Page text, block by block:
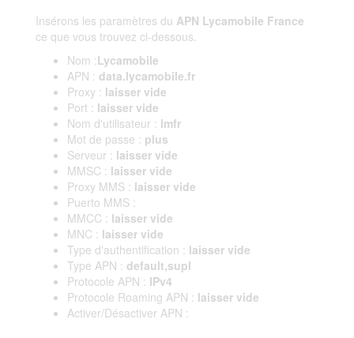
Insérons les paramètres du APN Lycamobile France
ce que vous trouvez ci-dessous.
Nom :Lycamobile
APN : data.lycamobile.fr
Proxy : laisser vide
Port : laisser vide
Nom d'utilisateur : lmfr
Mot de passe : plus
Serveur : laisser vide
MMSC : laisser vide
Proxy MMS : laisser vide
Puerto MMS :
MMCC : laisser vide
MNC : laisser vide
Type d'authentification : laisser vide
Type APN : default,supl
Protocole APN : IPv4
Protocole Roaming APN : laisser vide
Activer/Désactiver APN :